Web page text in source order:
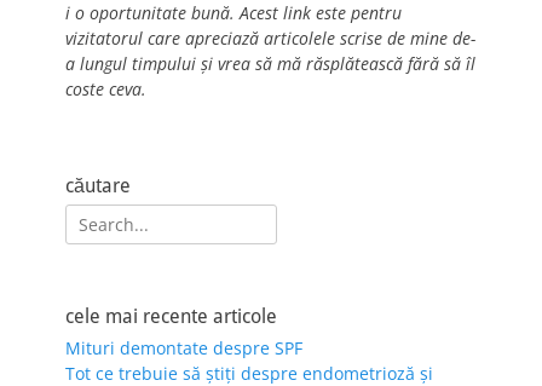
i o oportunitate bună. Acest link este pentru
vizitatorul care apreciază articolele scrise de mine de-
a lungul timpului și vrea să mă răsplătească fără să îl
coste ceva.
căutare
Search
for:
cele mai recente articole
Mituri demontate despre SPF
Tot ce trebuie să știți despre endometrioză și